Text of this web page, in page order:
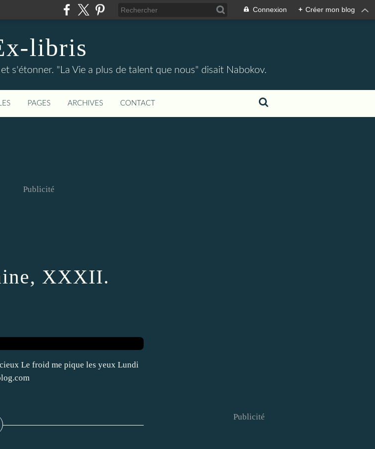
Connexion + Créer mon blog
libris
s'étonner. "La Vie a plus de talent que nous" disait Nabokov.
PAGES ARCHIVES CONTACT
Publicité
XXXII.
Le froid me pique les yeux Lundi
Publicité